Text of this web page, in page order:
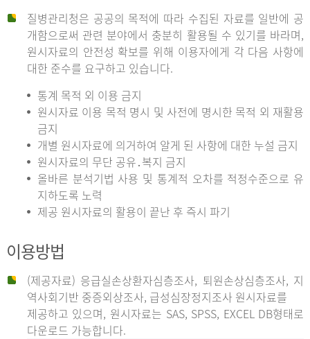
질병관리청은 공공의 목적에 따라 수집된 자료를 일반에 공
개함으로써 관련 분야에서 충분히 활용될 수 있기를 바라며,
원시자료의 안전성 확보를 위해 이용자에게 각 다음 사항에
대한 준수를 요구하고 있습니다.
통계 목적 외 이용 금지
원시자료 이용 목적 명시 및 사전에 명시한 목적 외 재활용
금지
개별 원시자료에 의거하여 알게 된 사항에 대한 누설 금지
원시자료의 무단 공유․복지 금지
올바른 분석기법 사용 및 통계적 오차를 적정수준으로 유
지하도록 노력
제공 원시자료의 활용이 끝난 후 즉시 파기
이용방법
(제공자료) 응급실손상환자심층조사, 퇴원손상심층조사, 지
역사회기반 중증외상조사, 급성심장정지조사 원시자료를
제공하고 있으며, 원시자료는 SAS, SPSS, EXCEL DB형태로
다운로드 가능합니다.